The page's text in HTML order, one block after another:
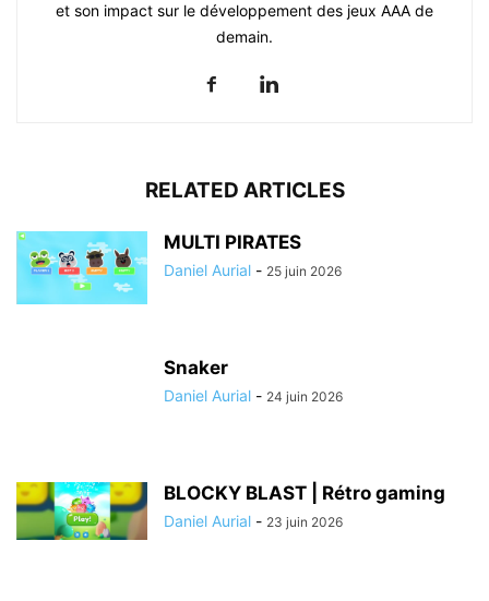
et son impact sur le développement des jeux AAA de
demain.
RELATED ARTICLES
MULTI PIRATES
Daniel Aurial - 25 juin 2026
Snaker
Daniel Aurial - 24 juin 2026
BLOCKY BLAST | Rétro gaming
Daniel Aurial - 23 juin 2026